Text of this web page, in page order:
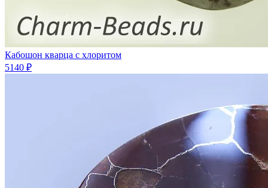
Кабошон кварца с хлоритом
5140 ₽